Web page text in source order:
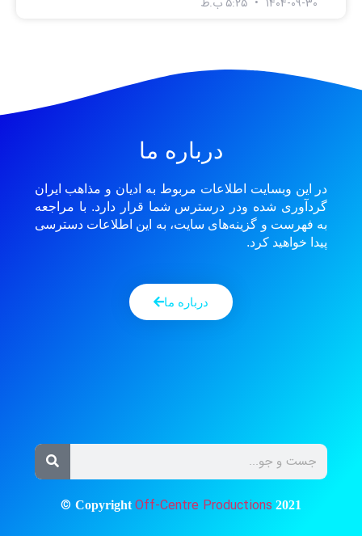
درباره ما
در این وبسایت اطلاعات مربوط به ادیان و مذاهب ایران
گردآوری شده ودر درسترس شما قرار دارد. با مراجعه
به فهرست و گزینه‌های سایت، به این اطلاعات دسترسی
پیدا خواهید کرد.
درباره ما
©CopyrightOff-Centre Productions 2021